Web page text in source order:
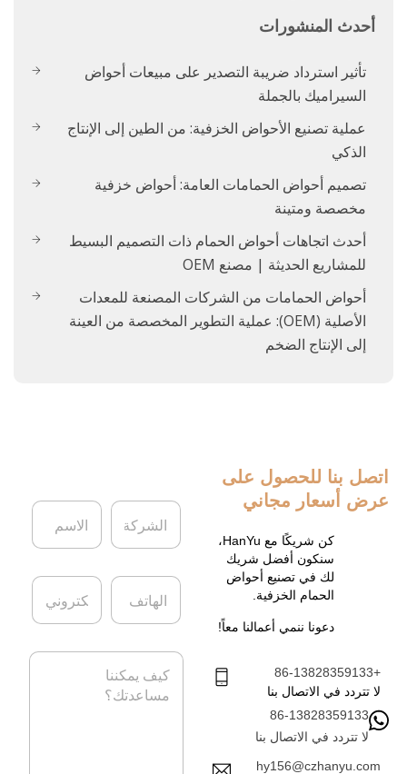
أحدث المنشورات
تأثير استرداد ضريبة التصدير على مبيعات أحواض
السيراميك بالجملة
عملية تصنيع الأحواض الخزفية: من الطين إلى الإنتاج
الذكي
تصميم أحواض الحمامات العامة: أحواض خزفية
مخصصة ومتينة
أحدث اتجاهات أحواض الحمام ذات التصميم البسيط
للمشاريع الحديثة | مصنع OEM
أحواض الحمامات من الشركات المصنعة للمعدات
الأصلية (OEM): عملية التطوير المخصصة من العينة
إلى الإنتاج الضخم
اتصل بنا للحصول على
عرض أسعار مجاني
كن شريكًا مع HanYu،
سنكون أفضل شريك
لك في تصنيع أحواض
الحمام الخزفية.
دعونا ننمي أعمالنا معاً!
+86-13828359133
لا تتردد في الاتصال بنا
86-13828359133
لا تتردد في الاتصال بنا
hy156@czhanyu.com
ا
ا
م
ا
ش
ك
ا
ب
ي
ا
ه
ت
ف
ا